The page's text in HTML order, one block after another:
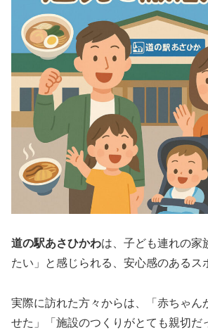
道の駅あさひかわは、子ども連れの家
たい」と感じられる、安心感のあるス
実際に訪れた方々からは、「赤ちゃん
せた」「施設のつくりがとても親切だ